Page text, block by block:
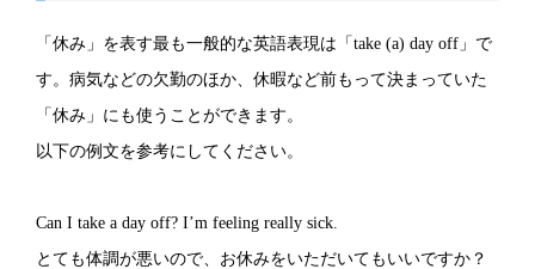
「休み」を表す最も一般的な英語表現は「take (a) day off」で
す。病気などの欠勤のほか、休暇など前もって決まっていた
「休み」にも使うことができます。
以下の例文を参考にしてください。
Can I take a day off? I’m feeling really sick.
とても体調が悪いので、お休みをいただいてもいいですか？